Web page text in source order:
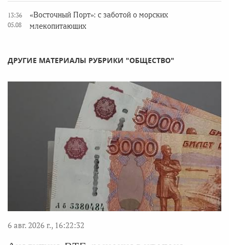
13:36
05.08
«Восточный Порт»: с заботой о морских
млекопитающих
ДРУГИЕ МАТЕРИАЛЫ РУБРИКИ "ОБЩЕСТВО"
6 авг. 2026 г., 16:22:32